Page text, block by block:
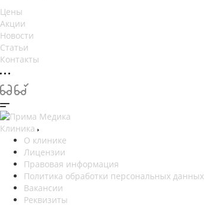
Цены
Акции
Новости
Статьи
Контакты
Клиника
О клинике
Лицензии
Правовая информация
Политика обработки персональных данных
Вакансии
Реквизиты